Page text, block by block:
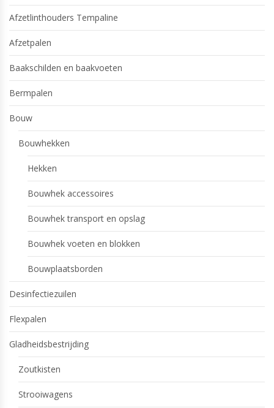
Afzetlinthouders Tempaline
Afzetpalen
Baakschilden en baakvoeten
Bermpalen
Bouw
Bouwhekken
Hekken
Bouwhek accessoires
Bouwhek transport en opslag
Bouwhek voeten en blokken
Bouwplaatsborden
Desinfectiezuilen
Flexpalen
Gladheidsbestrijding
Zoutkisten
Strooiwagens